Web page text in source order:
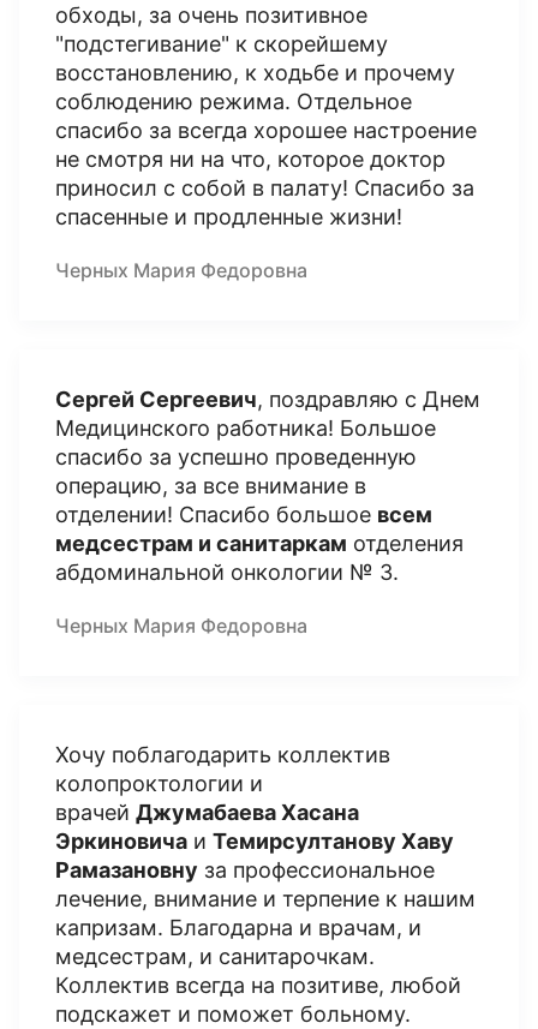
обходы, за очень позитивное
"подстегивание" к скорейшему
восстановлению, к ходьбе и прочему
соблюдению режима. Отдельное
спасибо за всегда хорошее настроение
не смотря ни на что, которое доктор
приносил с собой в палату! Спасибо за
спасенные и продленные жизни!
Черных Мария Федоровна
Сергей Сергеевич, поздравляю с Днем
Медицинского работника! Большое
спасибо за успешно проведенную
операцию, за все внимание в
отделении! Спасибо большое всем
медсестрам и санитаркам отделения
абдоминальной онкологии № 3.
Черных Мария Федоровна
Хочу поблагодарить коллектив
колопроктологии и
врачей Джумабаева Хасана
Эркиновича и Темирсултанову Хаву
Рамазановну за профессиональное
лечение, внимание и терпение к нашим
капризам. Благодарна и врачам, и
медсестрам, и санитарочкам.
Коллектив всегда на позитиве, любой
подскажет и поможет больному.